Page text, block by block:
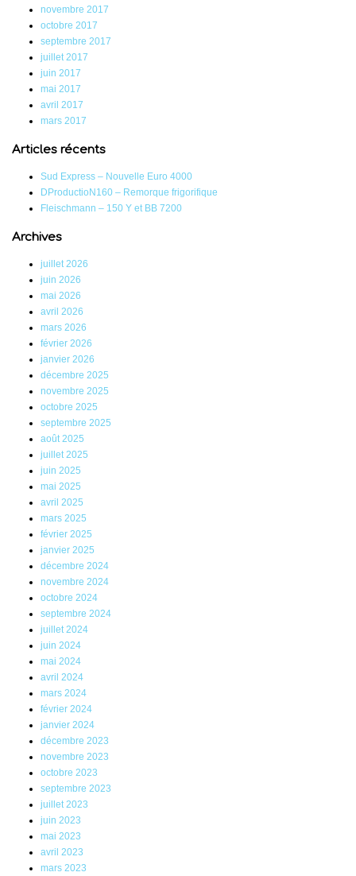
novembre 2017
octobre 2017
septembre 2017
juillet 2017
juin 2017
mai 2017
avril 2017
mars 2017
Articles récents
Sud Express – Nouvelle Euro 4000
DProductioN160 – Remorque frigorifique
Fleischmann – 150 Y et BB 7200
Archives
juillet 2026
juin 2026
mai 2026
avril 2026
mars 2026
février 2026
janvier 2026
décembre 2025
novembre 2025
octobre 2025
septembre 2025
août 2025
juillet 2025
juin 2025
mai 2025
avril 2025
mars 2025
février 2025
janvier 2025
décembre 2024
novembre 2024
octobre 2024
septembre 2024
juillet 2024
juin 2024
mai 2024
avril 2024
mars 2024
février 2024
janvier 2024
décembre 2023
novembre 2023
octobre 2023
septembre 2023
juillet 2023
juin 2023
mai 2023
avril 2023
mars 2023